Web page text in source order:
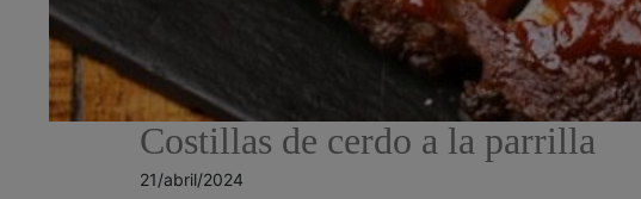
Costillas de cerdo a la parrilla
21/abril/2024